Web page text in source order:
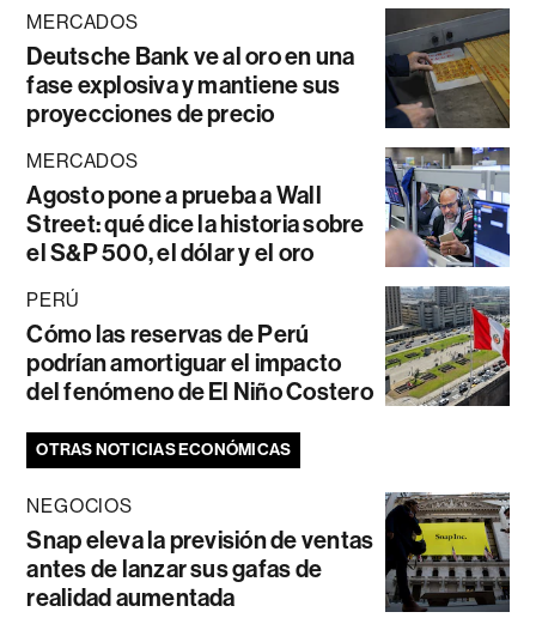
MERCADOS
Deutsche Bank ve al oro en una
fase explosiva y mantiene sus
proyecciones de precio
MERCADOS
Agosto pone a prueba a Wall
Street: qué dice la historia sobre
el S&P 500, el dólar y el oro
PERÚ
Cómo las reservas de Perú
podrían amortiguar el impacto
del fenómeno de El Niño Costero
OTRAS NOTICIAS ECONÓMICAS
NEGOCIOS
Snap eleva la previsión de ventas
antes de lanzar sus gafas de
realidad aumentada